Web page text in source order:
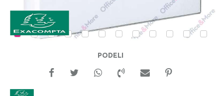
1 2 3 4 5 6 7 8 9 10 11 12
PODELI